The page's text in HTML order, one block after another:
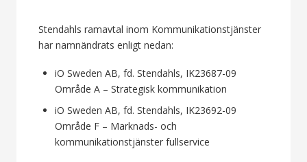
Stendahls ramavtal inom Kommunikationstjänster
har namnändrats enligt nedan:
iO Sweden AB, fd. Stendahls, IK23687-09
Område A – Strategisk kommunikation
iO Sweden AB, fd. Stendahls, IK23692-09
Område F – Marknads- och
kommunikationstjänster fullservice